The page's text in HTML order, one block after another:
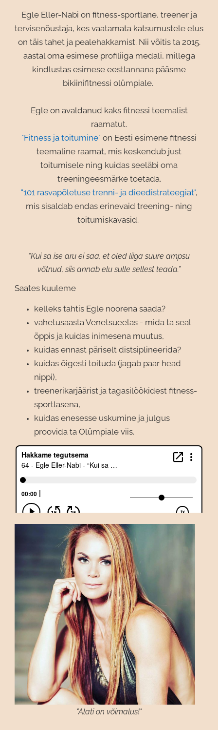
Egle Eller-Nabi on fitness-sportlane, treener ja
tervisenõustaja, kes vaatamata katsumustele elus
on täis tahet ja pealehakkamist. Nii võitis ta 2015.
aastal oma esimese profiliiga medali, millega
kindlustas esimese eestlannana pääsme
bikiinifitnessi olümpiale.
Egle on avaldanud kaks fitnessi teemalist
raamatut.
"Fitness ja toitumine" on Eesti esimene fitnessi
teemaline raamat, mis keskendub just
toitumisele ning kuidas seeläbi oma
treeningeesmärke toetada.
"101 rasvapõletuse trenni- ja dieedistrateegiat",
mis sisaldab endas erinevaid treening- ning
toitumiskavasid.
“Kui sa ise aru ei saa, et oled liiga suure ampsu
võtnud, siis annab elu sulle sellest teada.”
Saates kuuleme
kelleks tahtis Egle noorena saada?
vahetusaasta Venetsueelas - mida ta seal
õppis ja kuidas inimesena muutus,
kuidas ennast päriselt distsiplineerida?
kuidas õigesti toituda (jagab paar head
nippi),
treenerikarjäärist ja tagasilöökidest fitness-
sportlasena,
kuidas enesesse uskumine ja julgus
proovida ta Olümpiale viis.
"Alati on võimalus!"